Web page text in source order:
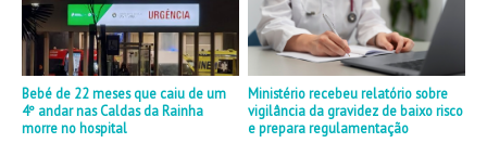
Bebé de 22 meses que caiu de um
4º andar nas Caldas da Rainha
morre no hospital
Ministério recebeu relatório sobre
vigilância da gravidez de baixo risco
e prepara regulamentação